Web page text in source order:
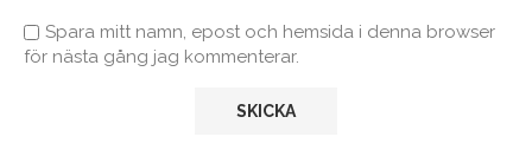
Spara mitt namn, epost och hemsida i denna browser
för nästa gång jag kommenterar.